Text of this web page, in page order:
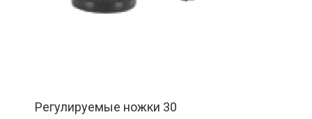
Регулируемые ножки 30